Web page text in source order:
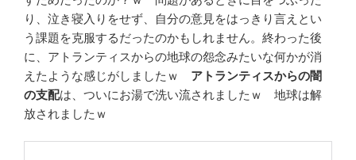
り、泣き寝入りをせず、自分の意見をはっきり言えとい
う課題を克服するだったのかもしれません。終わった後
に、アトランティスからの地球の怨念みたいな何かが消
えたような感じがしましたｗ アトランティスからの闇
の支配は、ついにお湯で洗い流されましたｗ 地球は解
放されましたｗ